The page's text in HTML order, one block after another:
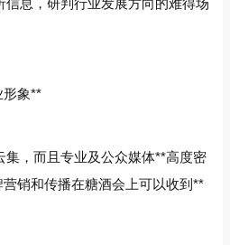
信息，研判行业发展方向的难得场
形象**
集，而且专业及公众媒体**高度密
销和传播在糖酒会上可以收到**